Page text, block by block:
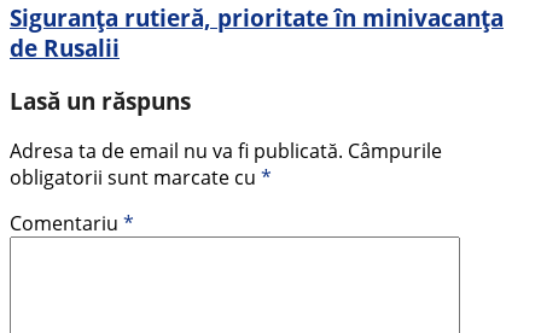
Siguranța rutieră, prioritate în minivacanța
de Rusalii
Lasă un răspuns
Adresa ta de email nu va fi publicată. Câmpurile
obligatorii sunt marcate cu *
Comentariu *